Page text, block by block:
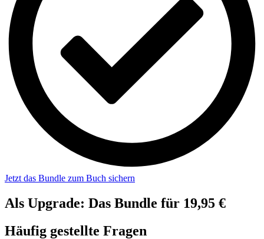
Jetzt das Bundle zum Buch sichern
Als Upgrade: Das Bundle für 19,95 €
Häufig gestellte Fragen